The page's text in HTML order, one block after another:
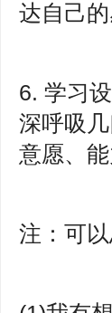
达自己
6. 学习
深呼吸
意愿、
注：可